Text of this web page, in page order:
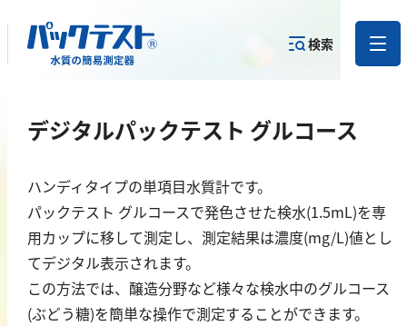
検索
デジタルパックテスト グルコース
ハンディタイプの単項目水質計です。
パックテスト グルコースで発色させた検水(1.5mL)を専
用カップに移して測定し、測定結果は濃度(mg/L)値とし
てデジタル表示されます。
この方法では、醸造分野など様々な検水中のグルコース
(ぶどう糖)を簡単な操作で測定することができます。
ら
製品を探す
目的から
製品を探す
カテゴリー
で探す
金属
亜鉛
アルミニウム
カドミウム